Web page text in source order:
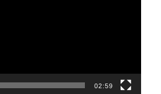
02:59